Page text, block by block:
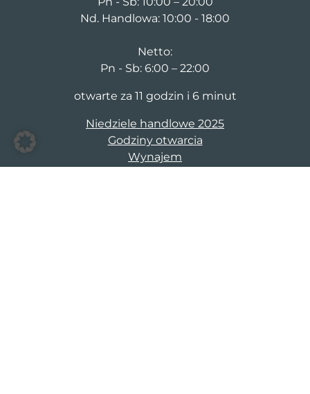
Nd. Handlowa: 10:00 - 18:00
Netto:
Pn - Sb: 6:00 – 22:00
otwarte za 11 godzin i 6 minut
Niedziele handlowe 2025
Godziny otwarcia
Wynajem